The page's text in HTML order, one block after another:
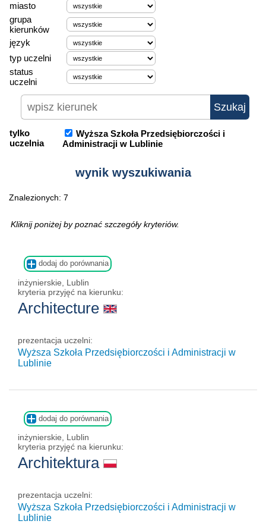
miasto
grupa
kierunków
język
typ uczelni
status
uczelni
tylko
uczelnia
Wyższa Szkoła Przedsiębiorczości i
Administracji w Lublinie
wynik wyszukiwania
Znalezionych: 7
Kliknij poniżej by poznać szczegóły kryteriów.
dodaj do porównania
inżynierskie, Lublin
kryteria przyjęć na kierunku:
Architecture
prezentacja uczelni:
Wyższa Szkoła Przedsiębiorczości i Administracji w
Lublinie
dodaj do porównania
inżynierskie, Lublin
kryteria przyjęć na kierunku:
Architektura
prezentacja uczelni:
Wyższa Szkoła Przedsiębiorczości i Administracji w
Lublinie